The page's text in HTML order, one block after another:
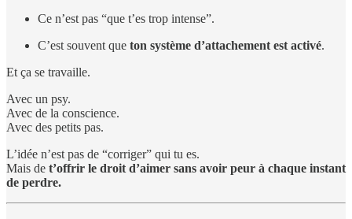
Ce n’est pas “que t’es trop intense”.
C’est souvent que ton système d’attachement est activé.
Et ça se travaille.
Avec un psy.
Avec de la conscience.
Avec des petits pas.
L’idée n’est pas de “corriger” qui tu es.
Mais de t’offrir le droit d’aimer sans avoir peur à chaque instant
de perdre.